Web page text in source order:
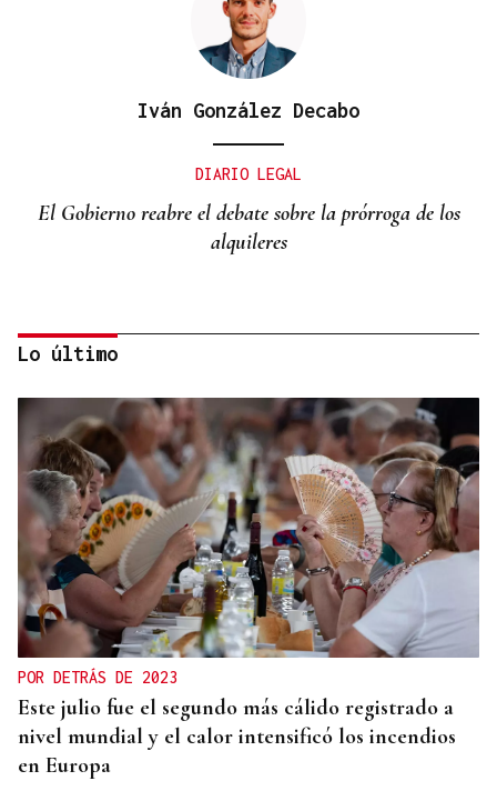
Iván González Decabo
DIARIO LEGAL
El Gobierno reabre el debate sobre la prórroga de los
alquileres
Miguel Abad Vila
TRIBUNA
Una crisis migratoria y una crisis sanitaria
Lo último
POR DETRÁS DE 2023
Este julio fue el segundo más cálido registrado a
nivel mundial y el calor intensificó los incendios
en Europa